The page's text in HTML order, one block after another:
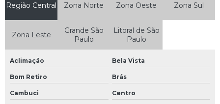
Manutenção de fontes chaveadas
Manutenção de máquinas industriais em são paulo
Manutenção de nobreak
Manutenção de nobreak sp
Manutenção de placas eletrônicas
Região Central Zona Norte Zona Oeste Zona Sul
Zona Leste
Grande São
Paulo
Litoral de São
Paulo
Aclimação Bela Vista
Bom Retiro Brás
Cambuci Centro